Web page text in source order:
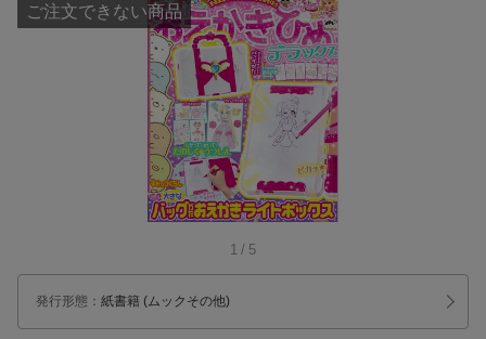
ご注文できない商品
1 / 5
発行形態 ： 紙書籍 (ムックその他)